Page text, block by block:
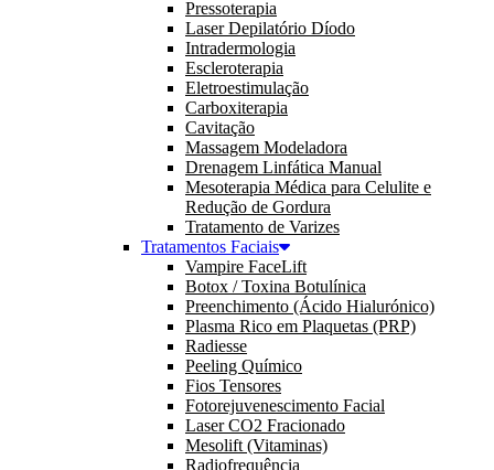
Pressoterapia
Laser Depilatório Díodo
Intradermologia
Escleroterapia
Eletroestimulação
Carboxiterapia
Cavitação
Massagem Modeladora
Drenagem Linfática Manual
Mesoterapia Médica para Celulite e
Redução de Gordura
Tratamento de Varizes
Tratamentos Faciais
Vampire FaceLift
Botox / Toxina Botulínica
Preenchimento (Ácido Hialurónico)
Plasma Rico em Plaquetas (PRP)
Radiesse
Peeling Químico
Fios Tensores
Fotorejuvenescimento Facial
Laser CO2 Fracionado
Mesolift (Vitaminas)
Radiofrequência